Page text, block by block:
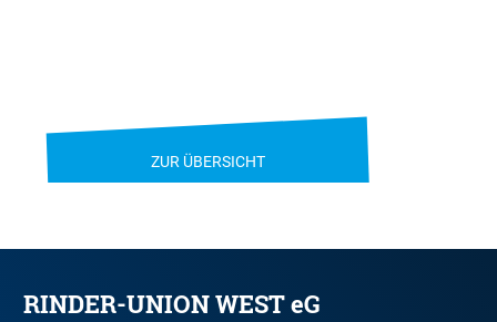
ZUR ÜBERSICHT
RINDER-UNION WEST eG